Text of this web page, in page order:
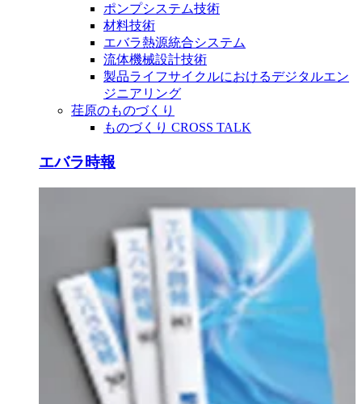
ポンプシステム技術
材料技術
エバラ熱源統合システム
流体機械設計技術
製品ライフサイクルにおけるデジタルエン
ジニアリング
荏原のものづくり
ものづくり CROSS TALK
エバラ時報